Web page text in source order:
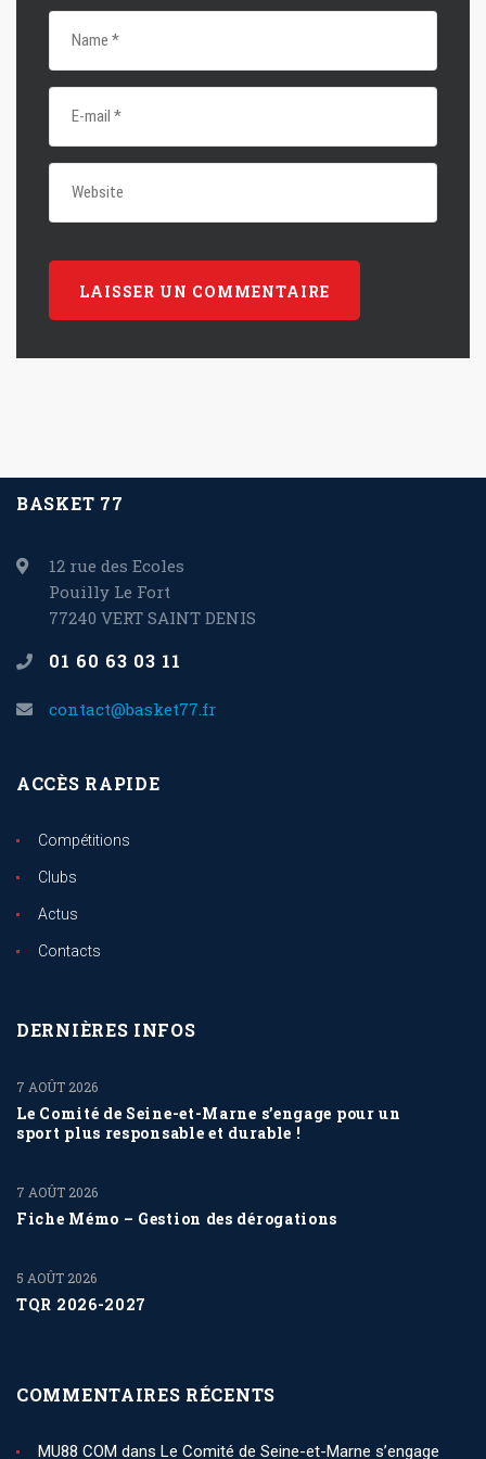
BASKET 77
12 rue des Ecoles
Pouilly Le Fort
77240 VERT SAINT DENIS
01 60 63 03 11
contact@basket77.fr
ACCÈS RAPIDE
Compétitions
Clubs
Actus
Contacts
DERNIÈRES INFOS
Le Comité de Seine-et-Marne s’engage pour un
sport plus responsable et durable !
7 AOÛT 2026
Fiche Mémo – Gestion des dérogations
7 AOÛT 2026
TQR 2026-2027
5 AOÛT 2026
COMMENTAIRES RÉCENTS
MU88 COM dans Le Comité de Seine-et-Marne s’engage